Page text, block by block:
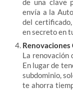
envía a la
del
en secreto en
La renovación
En lugar de
subdominio,
te ahorra